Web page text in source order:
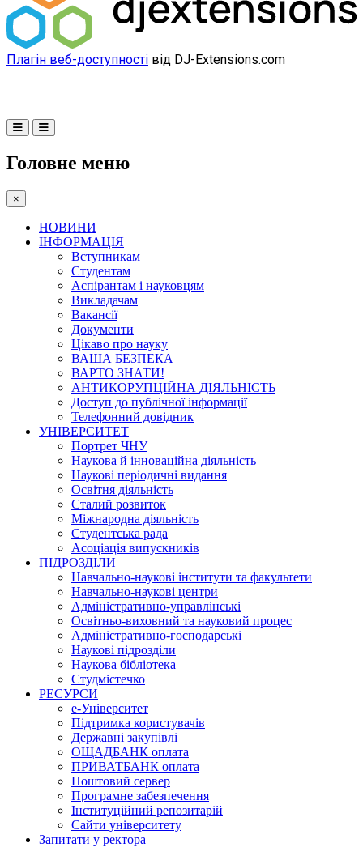
Плагін веб-доступності від DJ-Extensions.com
Головне меню
×
НОВИНИ
ІНФОРМАЦІЯ
Вступникам
Студентам
Аспірантам і науковцям
Викладачам
Вакансії
Документи
Цікаво про науку
ВАША БЕЗПЕКА
ВАРТО ЗНАТИ!
АНТИКОРУПЦІЙНА ДІЯЛЬНІСТЬ
Доступ до публічної інформації
Телефонний довідник
УНІВЕРСИТЕТ
Портрет ЧНУ
Наукова й інноваційна діяльність
Наукові періодичні видання
Освітня діяльність
Сталий розвиток
Міжнародна діяльність
Студентська рада
Асоціація випускників
ПІДРОЗДІЛИ
Навчально-наукові інститути та факультети
Навчально-наукові центри
Адміністративно-управлінські
Освітньо-виховний та науковий процес
Адміністративно-господарські
Наукові підрозділи
Наукова бібліотека
Студмістечко
РЕСУРСИ
е-Університет
Підтримка користувачів
Державні закупівлі
ОЩАДБАНК оплата
ПРИВАТБАНК оплата
Поштовий сервер
Програмне забезпечення
Інституційний репозитарій
Сайти університету
Запитати у ректора